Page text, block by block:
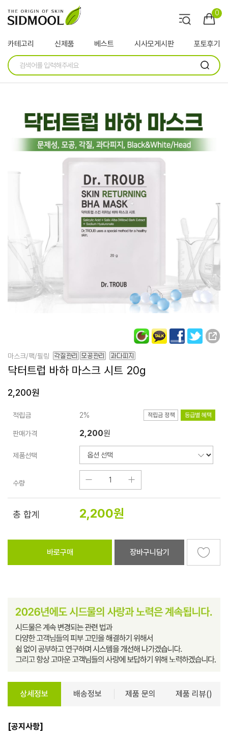
0
카테고리 신제품 베스트 시사모게시판 포토후기
마스크/팩/필링
닥터트럽 바하 마스크 시트 20g
2,200원
적립금 2% 적립금 정책 등급별 혜택
판매가격 2,200원
제품선택
수량
총 합계 2,200원
바로구매 장바구니담기
상세정보 배송정보 제품 문의 제품 리뷰()
[공지사항]